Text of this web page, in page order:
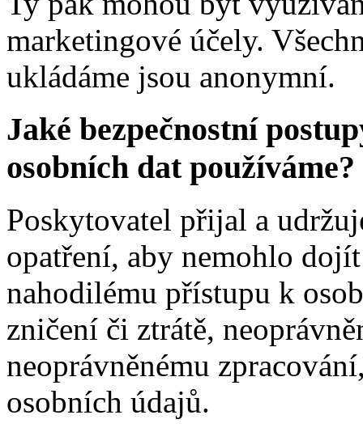
marketingové účely.
ukládáme jsou anonymní.
Jaké bezpečnostní
osobních dat používáme?
Poskytovatel přijal a
opatření, aby nemohlo
nahodilému přístupu k
zničení či ztrátě,
neoprávněnému
osobních údajů.